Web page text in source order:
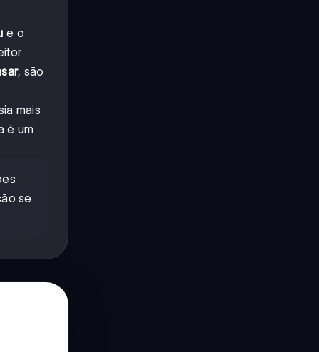
e o
, são
mais
é um
se